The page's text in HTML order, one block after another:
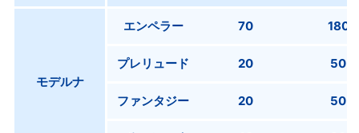
モデルナ
エンペラー 70 180
プレリュード 20 50
ファンタジー 20 50